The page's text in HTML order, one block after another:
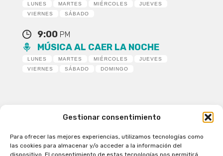
Gestionar consentimiento
Para ofrecer las mejores experiencias, utilizamos tecnologías como
las cookies para almacenar y/o acceder a la información del
dispositivo. El consentimiento de estas tecnologías nos permitirá
LUNES MARTES MIÉRCOLES
JUEVES
VIERNES
SÁBADO
9:00 PM
MÚSICA AL CAER LA NOCHE
LUNES MARTES MIÉRCOLES
JUEVES
VIERNES
SÁBADO DOMINGO
Patagual Radio Digital 2026 - Todos los derechos
reservados